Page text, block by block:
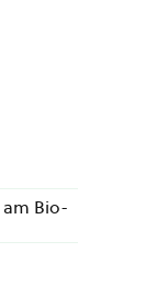
Bio-